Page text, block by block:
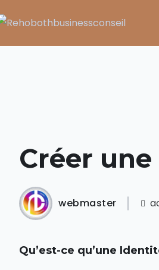
Créer
webmaster
Qu’est-ce qu’une